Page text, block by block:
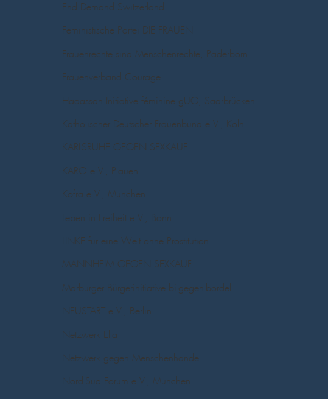
End Demand Switzerland
Feministische Partei DIE FRAUEN
Frauenrechte sind Menschenrechte, Paderborn
Frauenverband Courage
Hadassah Initiative féminine gUG, Saarbrücken
Katholischer Deutscher Frauenbund e.V., Köln
KARLSRUHE GEGEN SEXKAUF
KARO e.V., Plauen
Kofra e.V., München
Leben in Freiheit e.V., Bonn
LINKE für eine Welt ohne Prostitution
MANNHEIM GEGEN SEXKAUF
Marburger Bürgerinitiative bi-gegen-bordell
NEUSTART e.V., Berlin
Netzwerk Ella
Netzwerk gegen Menschenhandel
Nord-Süd Forum e.V., München